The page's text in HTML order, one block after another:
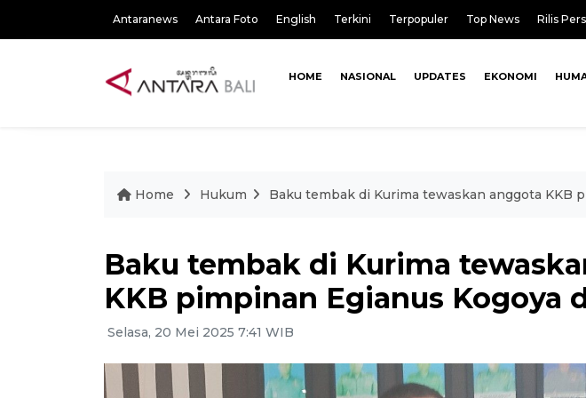
Antaranews Antara Foto English Terkini Terpopuler Top News Rilis Pers
HOME NASIONAL UPDATES EKONOMI
Home Hukum Baku tembak di Kurima tewaskan anggota KKB
Baku tembak di Kurima
KKB pimpinan Egianus Kogoya
Selasa, 20 Mei 2025 7:41 WIB